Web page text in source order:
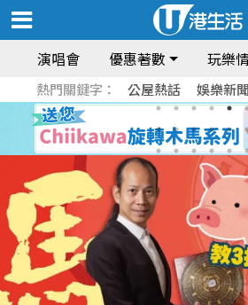
演唱會 優惠著數 玩樂
熱門關鍵字： 公屋熱話 娛樂新聞